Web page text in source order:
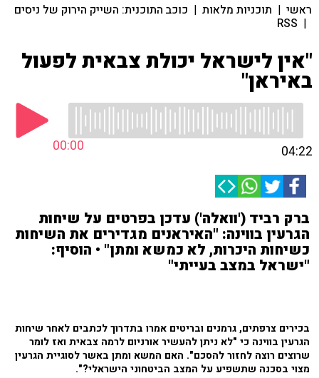
ראשי | תוכניות מלאות | כוכב התוכנית: השייק הירוק של ניסים
|
RSS
"אין לישראל יכולת צבאית לפעול
באיראן"
00:00 04:22
ברק רביד ('וואלה') עדכן בפרטים על שיחות
הגרעין בווינה: "האיראנים מגדירים את השיחות
כשיחות היכרות, לא כמשא ומתן" • הוסיף:
"ישראל במצב בעייתי"
בכירים צרפתים, גרמנים ובריטים אמרו בתדרוך לכתבים לאחר שיחות
הגרעין בווינה כי "לא ניתן להעשיר אורניום לרמה צבאית ואז לומר
שרוצים רוצה לחזור להסכם". האם המשא ומתן באשר לסוגיית הגרעין
מצוי בסכנה שתשפיע על המצב הביטחוני הישראלי?".